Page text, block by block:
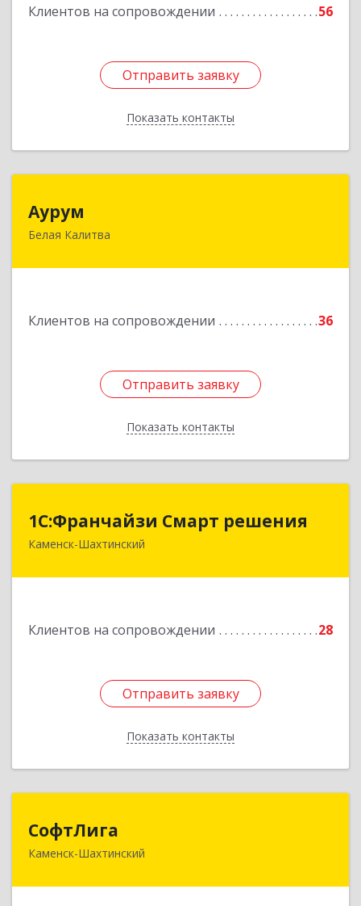
Клиентов на сопровождении 56
Отправить заявку
Показать контакты
Отправить заявку
Назад
Аурум
Белая Калитва
Клиентов на сопровождении 36
Отправить заявку
Показать контакты
347044, Ростовская обл, Белокалитвинский р-н,
Отправить заявку
Назад
1С:Франчайзи Смарт решения
Каменск-Шахтинский
Клиентов на сопровождении 28
Отправить заявку
Показать контакты
1С:Франчайзи Смарт решения
347800, Ростовская обл, Каменск-Шахтинский г,
Отправить заявку
Назад
СофтЛига
Каменск-Шахтинский
347800, Ростовская обл, Каменск-Шахтинский г,